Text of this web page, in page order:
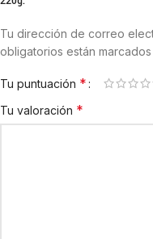
Tu dirección de correo
obligatorios están
Tu puntuación *
Tu valoración *